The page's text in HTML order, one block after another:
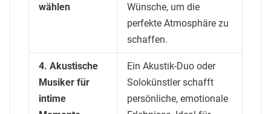
wählen
Wünsche, um die
perfekte Atmosphäre zu
schaffen.
4. Akustische
Musiker für
intime
Ein Akustik-Duo oder
Solokünstler schafft
persönliche, emotionale